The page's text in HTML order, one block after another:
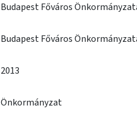
Budapest Főváros
Budapest Főváros
2013
Önkormányzat